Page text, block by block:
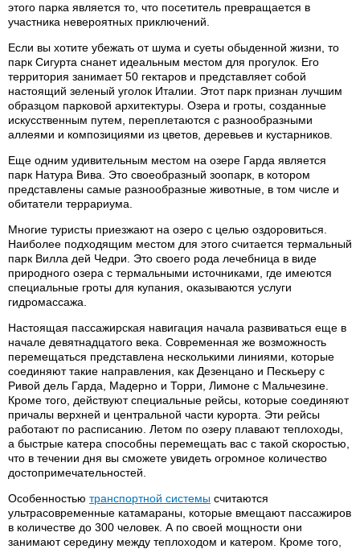
этого парка является то, что посетитель превращается в
участника невероятных приключений.
Если вы хотите убежать от шума и суеты обыденной жизни, то
парк Сигурта снанет идеальным местом для прогулок. Его
территория занимает 50 гектаров и представляет собой
настоящий зеленый уголок Италии. Этот парк признан лучшим
образцом парковой архитектуры. Озера и гроты, созданные
искусственным путем, переплетаются с разнообразными
аллеями и композициями из цветов, деревьев и кустарников.
Еще одним удивительным местом на озере Гарда является
парк Натура Вива. Это своеобразный зоопарк, в котором
представлены самые разнообразные животные, в том числе и
обитатели террариума.
Многие туристы приезжают на озеро с целью оздоровиться.
Наиболее подходящим местом для этого считается термальный
парк Вилла дей Чедри. Это своего рода лечебница в виде
природного озера с термальными источниками, где имеются
специальные гроты для купания, оказываются услуги
гидромассажа.
Настоящая пассажирская навигация начала развиваться еще в
начале девятнадцатого века. Современная же возможность
перемещаться представлена несколькими линиями, которые
соединяют такие направления, как Дезенцано и Пескьеру с
Ривой дель Гарда, Мадерно и Торри, Лимоне с Мальчезине.
Кроме того, действуют специальные рейсы, которые соединяют
причалы верхней и центральной части курорта. Эти рейсы
работают по расписанию. Летом по озеру плавают теплоходы,
а быстрые катера способны перемещать вас с такой скоростью,
что в течении дня вы сможете увидеть огромное количество
достопримечательностей.
Особенностью транспортной системы считаются
ультрасовременные катамараны, которые вмещают пассажиров
в количестве до 300 человек. А по своей мощности они
занимают середину между теплоходом и катером. Кроме того,